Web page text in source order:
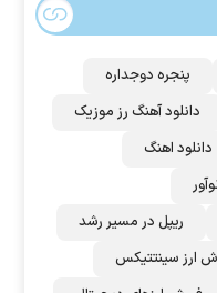
پنجره دوجداره
دانلود آهنگ رز‌ موزیک
دانلود اهنگ
ریپل در مسیر رشد
ارز سینتتیکس